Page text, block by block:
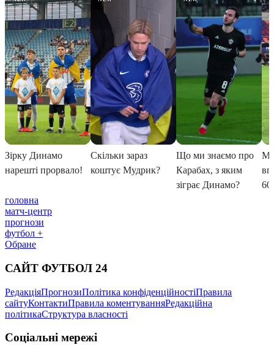
головна
матч-центр
прогнози
футбол +
Обране
САЙТ ФУТБОЛ 24
РедакціяПрогнозиПолітика конфіденційностіПравила
сайтуКонтактиПравила коментуванняРедакційна
політикаСтруктура власності
Соціальні мережі